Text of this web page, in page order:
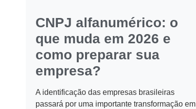
CNPJ alfanumérico: o
que muda em 2026 e
como preparar sua
empresa?
A identificação das empresas brasileiras
passará por uma importante transformação em